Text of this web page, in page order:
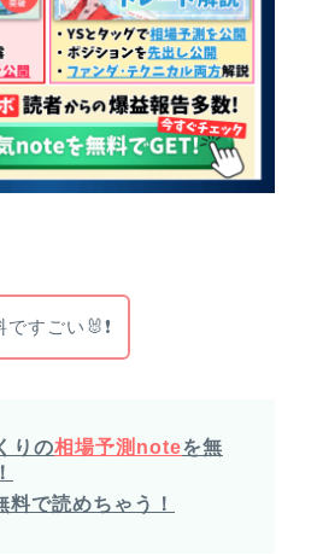
すごい🐰❗
りの相場予測noteを無
料で読めちゃう！